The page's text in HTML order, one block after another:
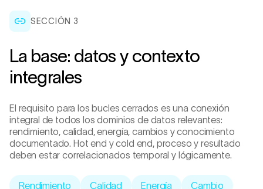
SECCIÓN 3
La base: datos y contexto
integrales
El requisito para los bucles cerrados es una conexión
integral de todos los dominios de datos relevantes:
rendimiento, calidad, energía, cambios y conocimiento
documentado. Hot end y cold end, proceso y resultado
deben estar correlacionados temporal y lógicamente.
Rendimiento Calidad Energía Cambio